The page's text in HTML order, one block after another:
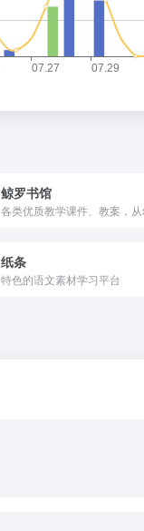
鲸罗书馆
纸条
特色的语文素材学习平台